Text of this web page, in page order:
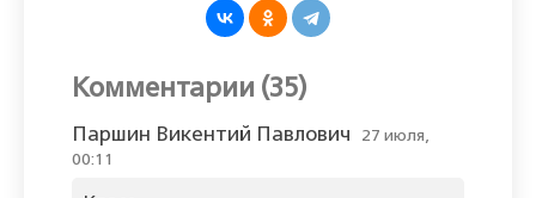
Комментарии (35)
Паршин Викентий Павлович
27 июля,
00:11